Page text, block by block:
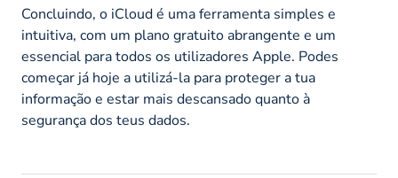
Concluindo, o iCloud é uma ferramenta simples e
intuitiva, com um plano gratuito abrangente e um
essencial para todos os utilizadores Apple. Podes
começar já hoje a utilizá-la para proteger a tua
informação e estar mais descansado quanto à
segurança dos teus dados.